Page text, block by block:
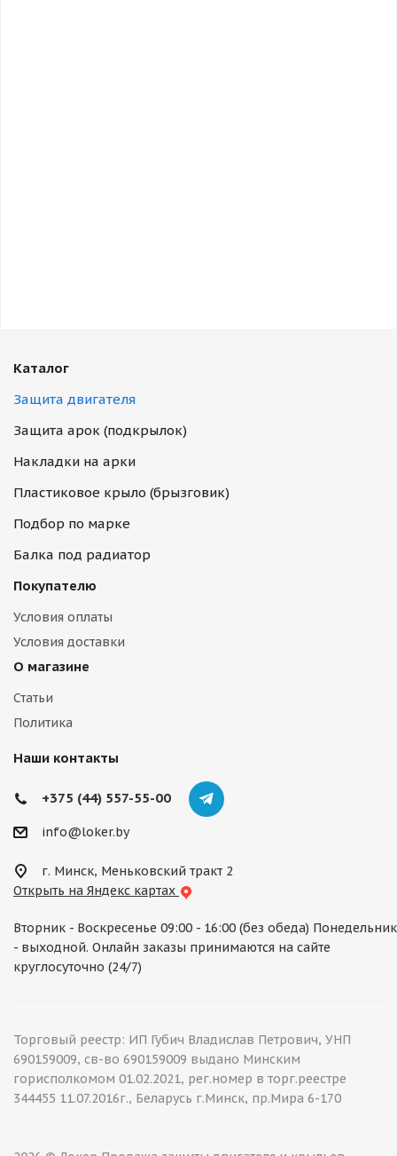
Каталог
Защита двигателя
Защита арок (подкрылок)
Накладки на арки
Пластиковое крыло (брызговик)
Подбор по марке
Балка под радиатор
Покупателю
Условия оплаты
Условия доставки
О магазине
Статьи
Политика
Наши контакты
+375 (44) 557-55-00
info@loker.by
г. Минск, Меньковский тракт 2
Открыть на Яндекс картах
Вторник - Воскресенье 09:00 - 16:00 (без обеда) Понедельник
- выходной. Онлайн заказы принимаются на сайте
круглосуточно (24/7)
Торговый реестр: ИП Губич Владислав Петрович, УНП
690159009, св-во 690159009 выдано Минским
горисполкомом 01.02.2021, рег.номер в торг.реестре
344455 11.07.2016г., Беларусь г.Минск, пр.Мира 6-170